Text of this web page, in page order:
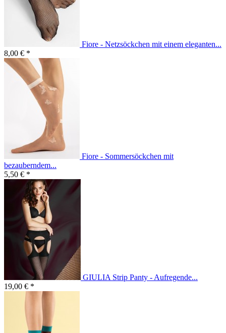
Fiore - Netzsöckchen mit einem eleganten...
8,00 € *
Fiore - Sommersöckchen mit
bezauberndem...
5,50 € *
GIULIA Strip Panty - Aufregende...
19,00 € *